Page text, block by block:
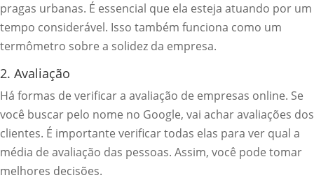
pragas urbanas. É essencial que ela esteja atuando por um
tempo considerável. Isso também funciona como um
termômetro sobre a solidez da empresa.
2. Avaliação
Há formas de verificar a avaliação de empresas online. Se
você buscar pelo nome no Google, vai achar avaliações dos
clientes. É importante verificar todas elas para ver qual a
média de avaliação das pessoas. Assim, você pode tomar
melhores decisões.